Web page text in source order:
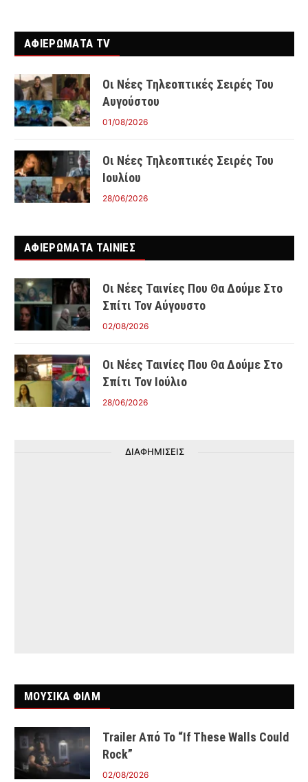
ΑΦΙΕΡΩΜΑΤΑ TV
Οι Νέες Τηλεοπτικές Σειρές Του
Αυγούστου
01/08/2026
Οι Νέες Τηλεοπτικές Σειρές Του
Ιουλίου
28/06/2026
ΑΦΙΕΡΩΜΑΤΑ ΤΑΙΝΊΕΣ
Οι Νέες Ταινίες Που Θα Δούμε Στο
Σπίτι Τον Αύγουστο
02/08/2026
Οι Νέες Ταινίες Που Θα Δούμε Στο
Σπίτι Τον Ιούλιο
28/06/2026
ΔΙΑΦΗΜΙΣΕΙΣ
ΜΟΥΣΙΚΑ ΦΙΛΜ
Trailer Από Το “If These Walls Could
Rock”
02/08/2026